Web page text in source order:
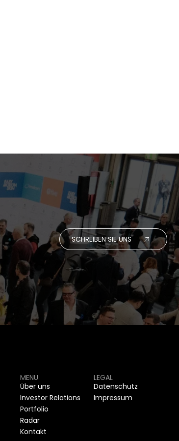
SCHREIBEN SIE UNS
MENU
Über uns
Investor Relations
Portfolio
Radar
Kontakt
LEGAL
Datenschutz
Impressum